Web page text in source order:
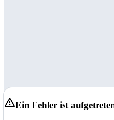
Ein Fehler ist